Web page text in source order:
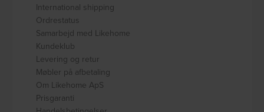
International shipping
Ordrestatus
Samarbejd med Likehome
Kundeklub
Levering og retur
Møbler på afbetaling
Om Likehome ApS
Prisgaranti